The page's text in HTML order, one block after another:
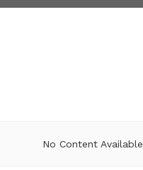
No Content Available